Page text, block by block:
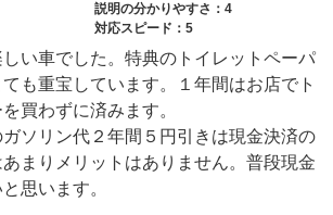
説明の分かりやすさ：4
対応スピード：5
い車でした。特典のトイレットペーパ
も重宝しています。１年間はお店でト
買わずに済みます。
ソリン代２年間５円引きは現金決済の
まりメリットはありません。普段現金
思います。